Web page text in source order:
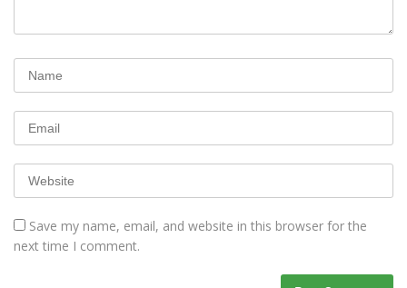
Save my name, email, and website in this browser for the
next time I comment.